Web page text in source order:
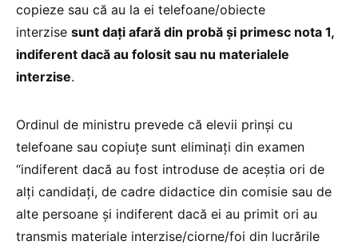
copieze sau că au la ei telefoane/obiecte
interzise sunt dați afară din probă și primesc nota 1,
indiferent dacă au folosit sau nu materialele
interzise.
Ordinul de ministru prevede că elevii prinși cu
telefoane sau copiuțe sunt eliminați din examen
“indiferent dacă au fost introduse de aceștia ori de
alți candidați, de cadre didactice din comisie sau de
alte persoane și indiferent dacă ei au primit ori au
transmis materiale interzise/ciorne/foi din lucrările